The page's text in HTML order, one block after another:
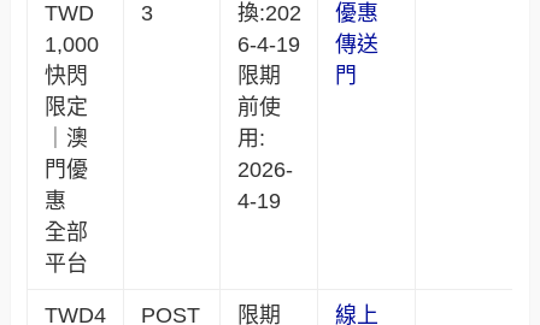
TWD
1,000
快閃
限定
｜澳
門優
惠
全部
平台
3
換:202
6-4-19
限期
前使
用:
2026-
4-19
優惠
傳送
門
TWD4
POST
限期
線上